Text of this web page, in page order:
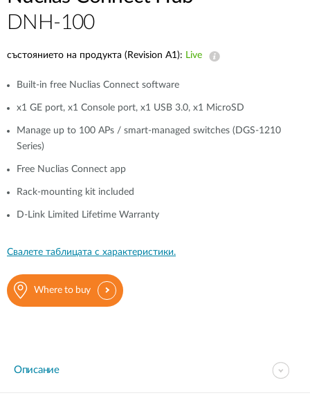
DNH-100
състоянието на продукта (Revision A1): Live
Built-in free Nuclias Connect software
x1 GE port, x1 Console port, x1 USB 3.0, x1 MicroSD
Manage up to 100 APs / smart-managed switches (DGS-1210
Series)
Free Nuclias Connect app
Rack-mounting kit included
D-Link Limited Lifetime Warranty
Свалете таблицата с характеристики.
Where to buy
Описание